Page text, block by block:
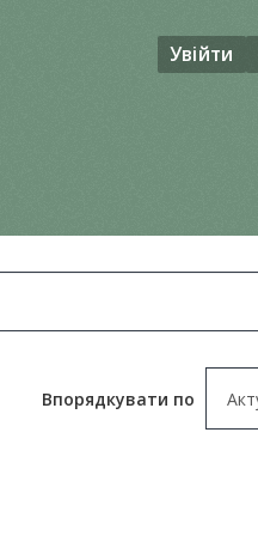
Увійти
Впорядкувати по